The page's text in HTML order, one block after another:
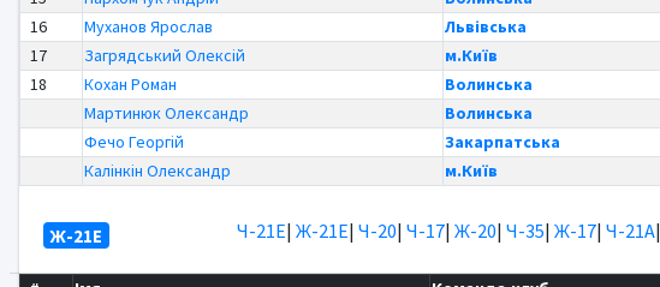
16
Муханов Ярослав Львівська
17
Загрядський Олексій м.Київ
18
Кохан Роман Волинська
Мартинюк Олександр
Волинська
Фечо Георгій
Закарпатська
Калінкін Олександр
м.Київ
Ж-21Е Ч-21Е| Ж-21Е| Ч-20| Ч-17| Ж-20| Ч-35| Ж-17| Ч-21А|